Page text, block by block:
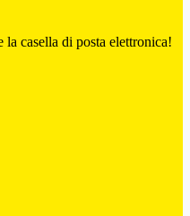
casella di posta elettronica!